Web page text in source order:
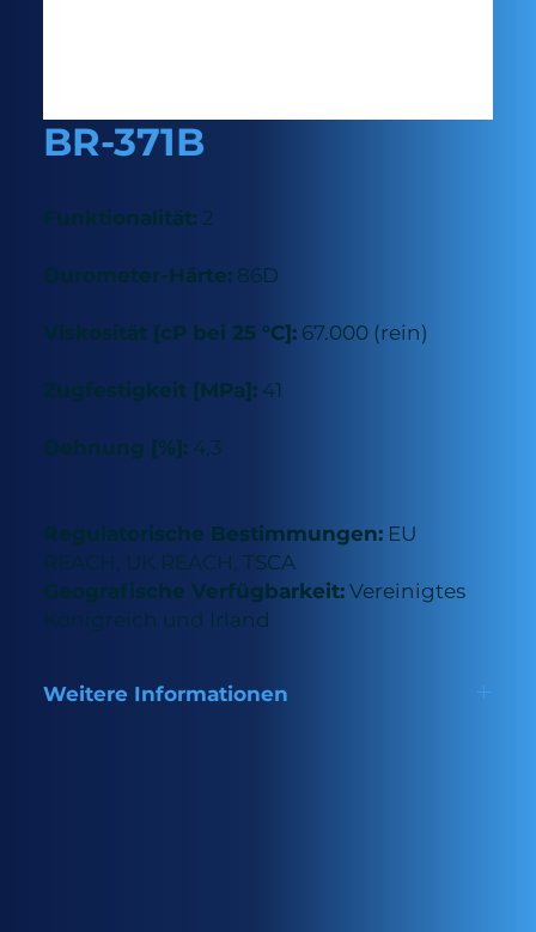
BR-371B
Funktionalität: 2
Durometer-Härte: 86D
Viskosität [cP bei 25 °C]: 67.000 (rein)
Zugfestigkeit [MPa]: 41
Dehnung [%]: 4,3
Regulatorische Bestimmungen: EU
REACH, UK REACH, TSCA
Geografische Verfügbarkeit: Vereinigtes
Königreich und Irland
Weitere Informationen